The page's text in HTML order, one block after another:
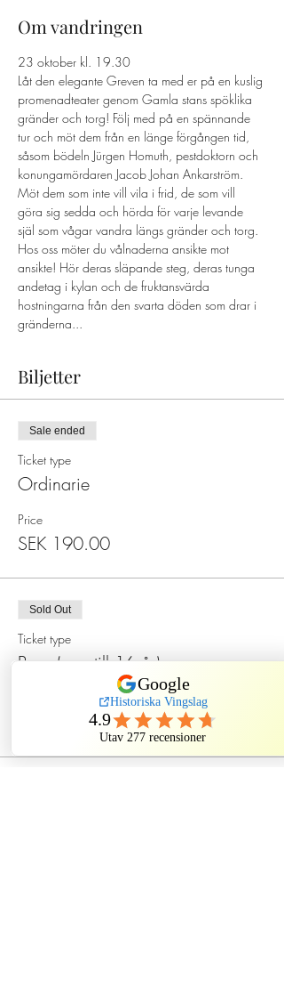
Om vandringen
23 oktober kl. 19.30
Låt den elegante Greven ta med er på en kuslig
promenadteater genom Gamla stans spöklika
gränder och torg! Följ med på en spännande
tur och möt dem från en länge förgången tid,
såsom bödeln Jürgen Homuth, pestdoktorn och
konungamördaren Jacob Johan Ankarström.
Möt dem som inte vill vila i frid, de som vill
göra sig sedda och hörda för varje levande
själ som vågar vandra längs gränder och torg.
Hos oss möter du vålnaderna ansikte mot
ansikte! Hör deras släpande steg, deras tunga
andetag i kylan och de fruktansvärda
hostningarna från den svarta döden som drar i
gränderna...
Biljetter
Sale ended
Ticket type
Ordinarie
Price
SEK 190.00
Sold Out
Ticket type
Barn (upp till 16 år)
SEK 120.00